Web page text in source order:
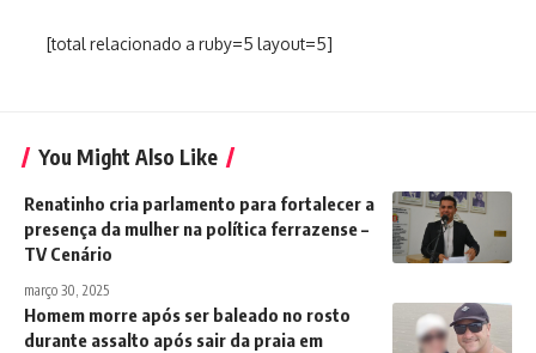
[total relacionado a ruby=5 layout=5]
You Might Also Like
Renatinho cria parlamento para fortalecer a
presença da mulher na política ferrazense –
TV Cenário
março 30, 2025
Homem morre após ser baleado no rosto
durante assalto após sair da praia em